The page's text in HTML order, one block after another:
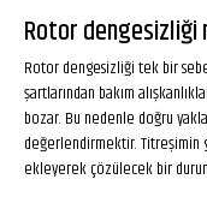
Rotor dengesizliği
Rotor dengesizliği tek bir
şartlarından bakım
bozar. Bu nedenle doğru
değerlendirmektir. Titreşimin
ekleyerek çözülecek bir